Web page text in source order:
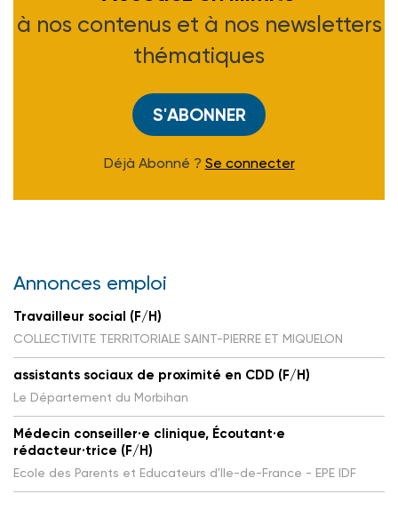
à nos contenus et à nos newsletters
thématiques
S'ABONNER
Déjà Abonné ? Se connecter
Annonces emploi
Travailleur social (F/H)
COLLECTIVITE TERRITORIALE SAINT-PIERRE ET MIQUELON
assistants sociaux de proximité en CDD (F/H)
Le Département du Morbihan
Médecin conseiller·e clinique, Écoutant·e
rédacteur·trice (F/H)
Ecole des Parents et Educateurs d'Ile-de-France - EPE IDF